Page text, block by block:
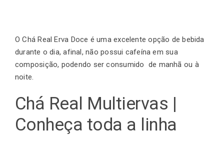
O Chá Real Erva Doce é uma excelente opção de bebida
durante o dia, afinal, não possui cafeína em sua
composição, podendo ser consumido de manhã ou à
noite.
Chá Real Multiervas |
Conheça toda a linha